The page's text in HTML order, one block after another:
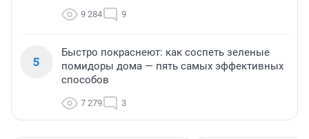
9 284 9
5
Быстро покраснеют: как соспеть зеленые
помидоры дома — пять самых эффективных
способов
7 279 3